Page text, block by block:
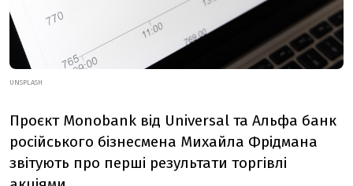
UNSPLASH
Проєкт Monobank від Universal та Альфа банк
російського бізнесмена Михайла Фрідмана
звітують про перші результати торгівлі